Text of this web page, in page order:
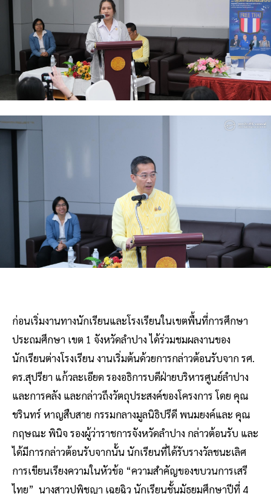
ก่อนเริ่มงานทางนักเรียนและโรงเรียนในเขตพื้นที่การศึกษา
ประถมศึกษา เขต 1 จังหวัดลำปาง ได้ร่วมชมผลงานของ
นักเรียนต่างโรงเรียน งานเริ่มต้นด้วยการกล่าวต้อนรับจาก รศ.
ดร.สุปรียา แก้วละเอียด รองอธิการบดีฝ่ายบริหารศูนย์ลำปาง
และการคลัง และกล่าวถึงวัตถุประสงค์ของโครงการ โดย คุณ
ชรินทร์ หาญสืบสาย กรรมกลางมูลนิธิปรีดี พนมยงค์และ คุณ
กฤษณะ พินิจ รองผู้ว่าราชการจังหวัดลำปาง กล่าวต้อนรับ และ
ได้มีการกล่าวต้อนรับจากนั้น นักเรียนที่ได้รับรางวัลชนะเลิศ
การเขียนเรียงความในหัวข้อ “ความสำคัญของขบวนการเสรี
ไทย” นางสาวปพิชญา เฉยฉิว นักเรียนชั้นมัธยมศึกษาปีที่ 4